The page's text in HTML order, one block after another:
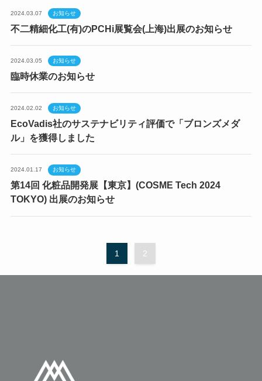
2024.03.07 お知らせ
不二精細化工(有)のPCHi展覧会(上海)出展のお知らせ
2024.03.05 お知らせ
臨時休業のお知らせ
2024.02.02 お知らせ
EcoVadis社のサステナビリティ評価で「ブロンズメダ
ル」を獲得しました
2024.01.17 お知らせ
第14回 化粧品開発展【東京】(COSME Tech 2024
TOKYO) 出展のお知らせ
1 2